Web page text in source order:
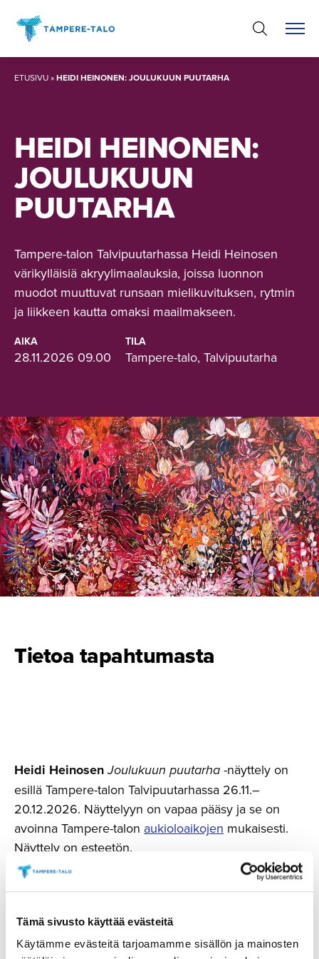
Tämä sivusto käyttää evästeitä
Käytämme evästeitä tarjoamamme sisällön ja mainosten
sisältöön
ETUSIVU»HEIDI HEINONEN: JOULUKUUN PUUTARHA
HEIDI HEINONEN:
JOULUKUUN
PUUTARHA
Tampere-talon Talvipuutarhassa Heidi Heinosen
värikylläisiä akryylimaalauksia, joissa luonnon
muodot muuttuvat runsaan mielikuvituksen, rytmin
ja liikkeen kautta omaksi maailmakseen.
AIKA
28.11.2026 09.00
TILA
Tampere-talo, Talvipuutarha
Tietoa tapahtumasta
Heidi HeinosenJoulukuun puutarha -näyttely on
esillä Tampere-talon Talvipuutarhassa 26.11.–
20.12.2026. Näyttelyyn on vapaa pääsy ja se on
avoinna Tampere-talon aukioloaikojen mukaisesti.
Näyttely on esteetön.
Joulukuun puutarha
sisältää sarjan värikylläisiä
runsaan mielikuvituksen, rytmin ja liikkeen kautta
omaksi maailmakseen. Palettiveitsellä maalatut